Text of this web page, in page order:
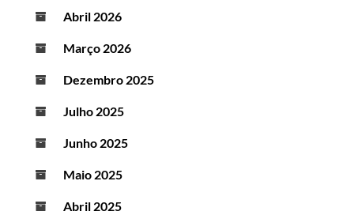
Abril 2026
Março 2026
Dezembro 2025
Julho 2025
Junho 2025
Maio 2025
Abril 2025